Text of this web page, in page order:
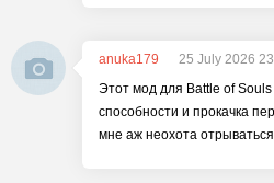
anuka179
25 July 2026
Этот мод для Battle of
способности и прокачка
мне аж неохота